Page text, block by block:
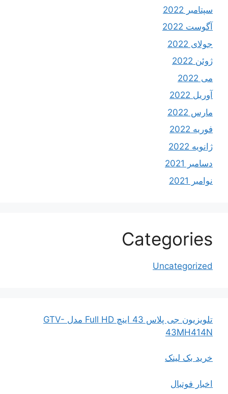
سپتامبر 2022
آگوست 2022
جولای 2022
ژوئن 2022
می 2022
آوریل 2022
مارس 2022
فوریه 2022
ژانویه 2022
دسامبر 2021
نوامبر 2021
Categories
Uncategorized
تلویزیون جی پلاس 43 اینچ Full HD مدل GTV-
43MH414N
خرید بک لینک
اخبار فوتبال